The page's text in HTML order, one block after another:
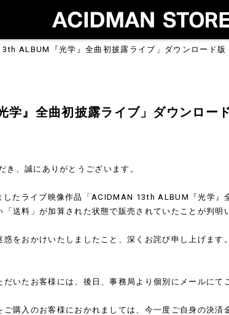
ALBUM『光学』全曲初披露ライブ」ダウンロード版
学』全曲初披露ライブ」ダウンロー
き、誠にありがとうございます。
たライブ映像作品「ACIDMAN 13th ALBUM『光学』
送料」が加算された状態で販売されていたことが判明
をおかけいたしましたこと、深くお詫び申し上げま
いたお客様には、後日、事務局より個別にメールにて
購入のお客様におかれましては、今一度ご自身の決済